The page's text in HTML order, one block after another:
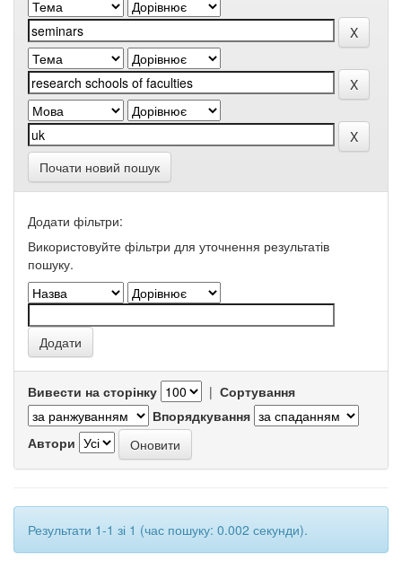
Почати новий пошук
Додати фільтри:
Використовуйте фільтри для уточнення результатів
пошуку.
Вивести на сторінку | Сортування
Впорядкування
Автори
Результати 1-1 зі 1 (час пошуку: 0.002 секунди).